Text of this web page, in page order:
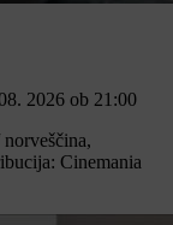
2026 ob 21:00
Cinemania